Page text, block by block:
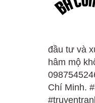
đầu tư và
hâm mộ
Chí Minh.